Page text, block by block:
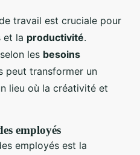
travail est cruciale pour
et la productivité.
les besoins
peut transformer un
lieu où la créativité et
employés
employés est la